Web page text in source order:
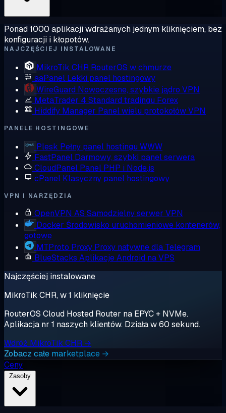
Ponad 1000 aplikacji wdrażanych jednym kliknięciem, bez
konfiguracji i kłopotów.
NAJCZĘŚCIEJ INSTALOWANE
MikroTik CHR RouterOS w chmurze
aaPanel Lekki panel hostingowy
WireGuard Nowoczesne, szybkie jądro VPN
MetaTrader 4 Standard tradingu Forex
Hiddify Manager Panel wielu protokołów VPN
PANELE HOSTINGOWE
Plesk Pełny panel hostingu WWW
FastPanel Darmowy, szybki panel serwera
CloudPanel Panel PHP i Node.js
cPanel Klasyczny panel hostingowy
VPN I NARZĘDZIA
OpenVPN AS Samodzielny serwer VPN
Docker Środowisko uruchomieniowe kontenerów,
gotowe
MTProto Proxy Proxy natywne dla Telegram
BlueStacks Aplikacje Android na VPS
Najczęściej instalowane
MikroTik CHR, w 1 kliknięcie
RouterOS Cloud Hosted Router na EPYC + NVMe.
Aplikacja nr 1 naszych klientów. Działa w 60 sekund.
Wdróż MikroTik CHR →
Zobacz całe marketplace →
Ceny